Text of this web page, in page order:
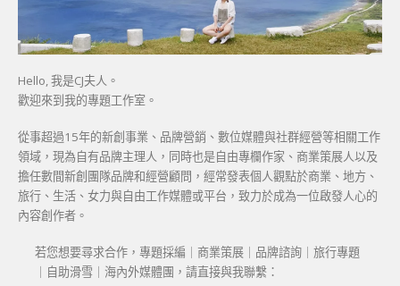
Hello, 我是CJ夫人。
歡迎來到我的專題工作室。
從事超過15年的新創事業、品牌營銷、數位媒體與社群經營等相關工作
領域，現為自有品牌主理人，同時也是自由專欄作家、商業策展人以及
擔任數間新創團隊品牌和經營顧問，經常發表個人觀點於商業、地方、
旅行、生活、女力與自由工作媒體或平台，致力於成為一位啟發人心的
內容創作者。
若您想要尋求合作，專題採編｜商業策展｜品牌諮詢｜旅行專題
｜自助滑雪｜海內外媒體團，請直接與我聯繫：